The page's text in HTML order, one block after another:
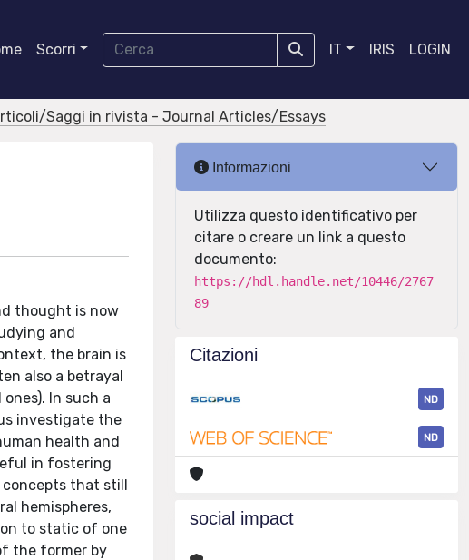
Scorri IT IRIS LOGIN
Saggi in rivista - Journal Articles/Essays
thought is now
and
the brain is
also a betrayal
In such a
investigate the
health and
in fostering
that still
hemispheres,
to static of one
the former by
Informazioni
Utilizza questo identificativo per
citare o creare un link a questo
documento:
https://hdl.handle.net/10446/2767
89
Citazioni
ND
ND
social impact